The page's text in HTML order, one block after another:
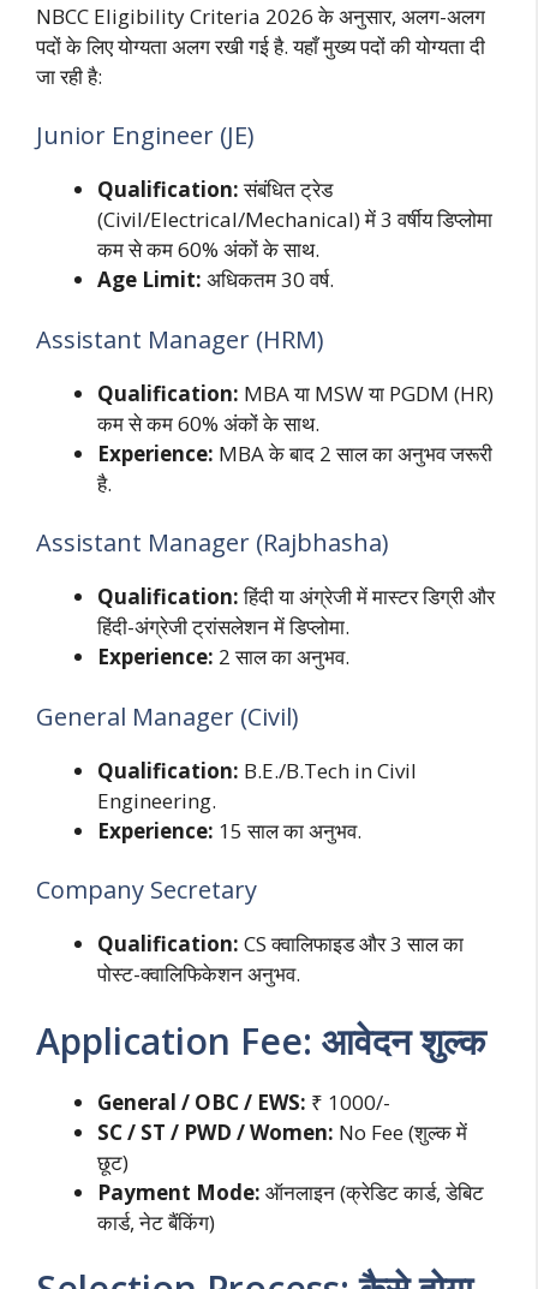
NBCC Eligibility Criteria 2026 के अनुसार, अलग-अलग
पदों के लिए योग्यता अलग रखी गई है. यहाँ मुख्य पदों की योग्यता दी
जा रही है:
Junior Engineer (JE)
Qualification:संबंधित ट्रेड
(Civil/Electrical/Mechanical) में 3 वर्षीय डिप्लोमा
कम से कम 60% अंकों के साथ.
Age Limit: अधिकतम 30 वर्ष.
Assistant Manager (HRM)
Qualification: MBA या MSW या PGDM (HR)
कम से कम 60% अंकों के साथ.
Experience: MBA के बाद 2 साल का अनुभव जरूरी
है.
Assistant Manager (Rajbhasha)
Qualification:हिंदी या अंग्रेजी में मास्टर डिग्री और
हिंदी-अंग्रेजी ट्रांसलेशन में डिप्लोमा.
Experience: 2 साल का अनुभव.
General Manager (Civil)
Qualification: B.E./B.Tech in Civil
Engineering.
Experience: 15 साल का अनुभव.
Company Secretary
Qualification: CS क्वालिफाइड और 3 साल का
पोस्ट-क्वालिफिकेशन अनुभव.
Application Fee: आवेदन शुल्क
General / OBC / EWS: ₹ 1000/-
SC / ST / PWD / Women: No Fee (शुल्क में
छूट)
Payment Mode: ऑनलाइन (क्रेडिट कार्ड, डेबिट
कार्ड, नेट बैंकिंग)